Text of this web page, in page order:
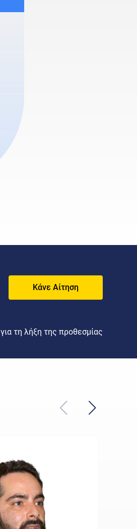
Κάνε Αίτηση
για τη λήξη της προθεσμίας